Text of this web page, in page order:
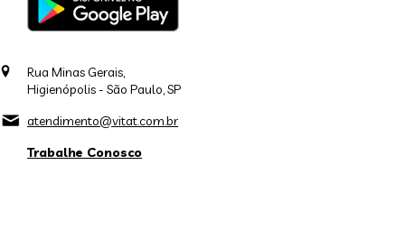
Rua Minas Gerais,
Higienópolis - São Paulo, SP
atendimento@vitat.com.br
Trabalhe Conosco